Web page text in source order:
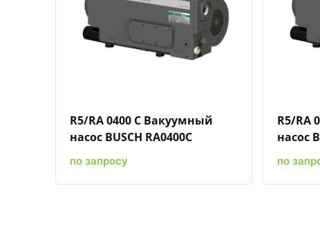
Быстрый просмотрДобавить к сравнениюДобавить в избранное
R5/RA 0400 C Вакуумный
насос BUSCH RA0400C
по запросу
R5/RA
насос
по